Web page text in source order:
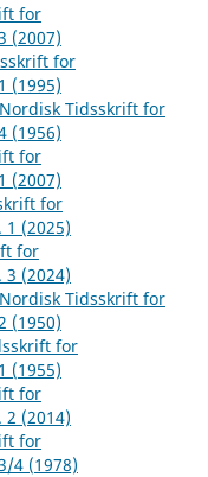
for
(2007)
for
(1995)
Nordisk Tidsskrift for
(1956)
for
(2007)
for
(2025)
for
(2024)
Nordisk Tidsskrift for
(1950)
for
(1955)
for
(2014)
for
4 (1978)